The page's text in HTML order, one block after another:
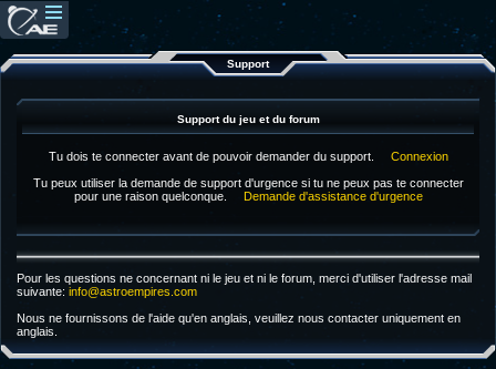
Support
Support du jeu et du forum
Tu dois te connecter avant de pouvoir demander du support. Connexion
Tu peux utiliser la demande de support d'urgence si tu ne peux pas te connecter
pour une raison quelconque.
Demande d'assistance d'urgence
Pour les questions ne concernant ni le jeu et ni le forum, merci d'utiliser l'adresse mail
suivante: info@astroempires.com
Nous ne fournissons de l'aide qu'en anglais, veuillez nous contacter uniquement en
anglais.